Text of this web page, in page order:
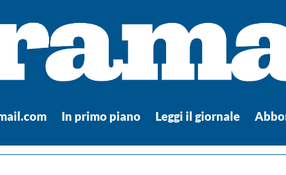
In primo piano Leggi il giornale